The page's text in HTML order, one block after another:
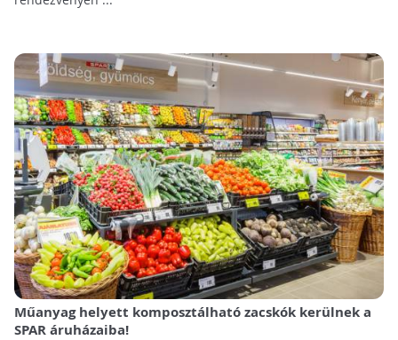
Műanyag helyett komposztálható zacskók kerülnek a
SPAR áruházaiba!